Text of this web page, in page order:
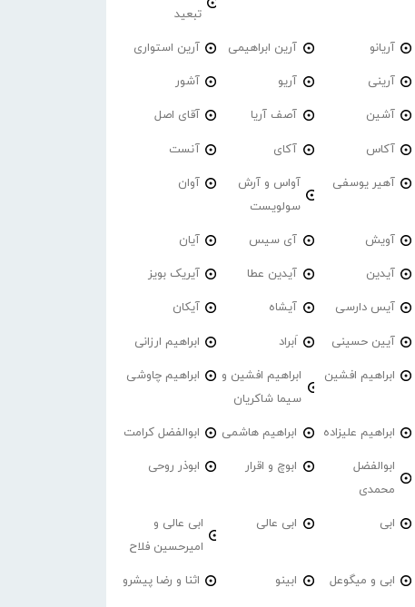
تبعید
آریانو آرین ابراهیمی آرین استواری
آرینی آریو آشور
آشین آصف آریا آقای اصل
آکاس آکای آنست
آهیر یوسفی
آواس و آرش
سولویست
آوان
آویش آی سیس آیان
آیدین آیدین عطا آیریک بویز
آیس دارسی آیشاه آیکان
آیین حسینی اَبراد ابراهیم ارزانی
ابراهیم افشین
ابراهیم افشین و
سیما شاکریان
ابراهیم چاوشی
ابراهیم علیزاده ابراهیم هاشمی ابوالفضل کرامت
ابوالفضل
محمدی
ابوچ و اقرار ابوذر روحی
ابی ابی عالی
ابی عالی و
امیرحسین فلاح
ابی و میگوعل ابینو اثنا و رضا پیشرو